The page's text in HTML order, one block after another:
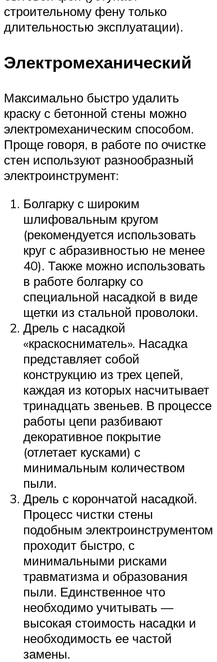
строительному фену только
длительностью эксплуатации).
Электромеханический
Максимально быстро удалить
краску с бетонной стены можно
электромеханическим способом.
Проще говоря, в работе по очистке
стен используют разнообразный
электроинструмент:
Болгарку с широким
шлифовальным кругом
(рекомендуется использовать
круг с абразивностью не менее
40). Также можно использовать
в работе болгарку со
специальной насадкой в виде
щетки из стальной проволоки.
Дрель с насадкой
«краскосниматель». Насадка
представляет собой
конструкцию из трех цепей,
каждая из которых насчитывает
тринадцать звеньев. В процессе
работы цепи разбивают
декоративное покрытие
(отлетает кусками) с
минимальным количеством
пыли.
Дрель с корончатой насадкой.
Процесс чистки стены
подобным электроинструментом
проходит быстро, с
минимальными рисками
травматизма и образования
пыли. Единственное что
необходимо учитывать —
высокая стоимость насадки и
необходимость ее частой
замены.